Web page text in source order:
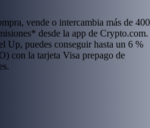
vende o intercambia más de 400
desde la app de Crypto.com.
Up, puedes conseguir hasta un 6 %
con la tarjeta Visa prepago de